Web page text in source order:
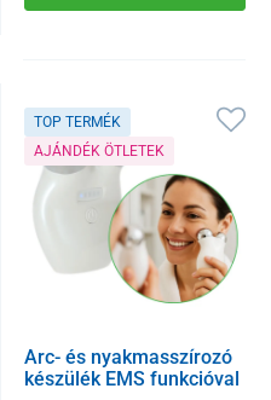
TOP TERMÉK
AJÁNDÉK ÖTLETEK
Arc- és nyakmasszírozó
készülék EMS funkcióval